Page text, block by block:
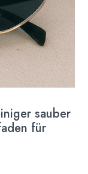
sauber
für